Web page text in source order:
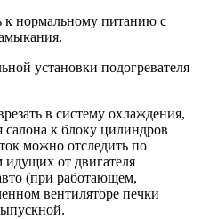
к нормальному питанию с
установки подогревателя
в систему охлаждения,
салона к блоку цилиндров
можно отследить по
от двигателя
(при работающем,
вентиляторе печки